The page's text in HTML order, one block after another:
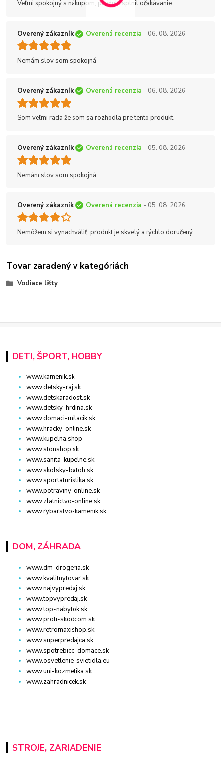
Veľmi spokojný s nákupom, produkt splnil očakávanie
Overený zákazník Overená recenzia - 06. 08. 2026
Nemám slov som spokojná
Overený zákazník Overená recenzia - 06. 08. 2026
Som veľmi rada že som sa rozhodla pre tento produkt.
Overený zákazník Overená recenzia - 05. 08. 2026
Nemám slov som spokojná
Overený zákazník Overená recenzia - 05. 08. 2026
Nemôžem si vynachváliť, produkt je skvelý a rýchlo doručený.
Tovar zaradený v kategóriách
Vodiace lišty
DETI, ŠPORT, HOBBY
www.kamenik.sk
www.detsky-raj.sk
www.detskaradost.sk
www.detsky-hrdina.sk
www.domaci-milacik.sk
www.hracky-online.sk
www.kupelna.shop
www.stonshop.sk
www.sanita-kupelne.sk
www.skolsky-batoh.sk
www.sportaturistika.sk
www.potraviny-online.sk
www.zlatnictvo-online.sk
www.rybarstvo-kamenik.sk
DOM, ZÁHRADA
www.dm-drogeria.sk
www.kvalitnytovar.sk
www.najvypredaj.sk
www.topvypredaj.sk
www.top-nabytok.sk
www.proti-skodcom.sk
www.retromaxishop.sk
www.superpredajca.sk
www.spotrebice-domace.sk
www.osvetlenie-svietidla.eu
www.uni-kozmetika.sk
www.zahradnicek.sk
STROJE, ZARIADENIE